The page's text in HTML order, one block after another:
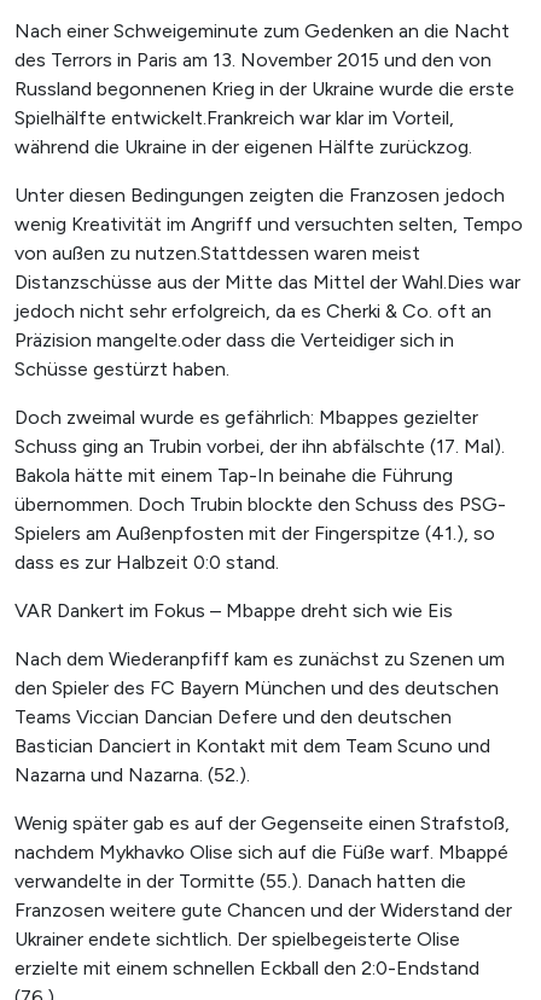
Nach einer Schweigeminute zum Gedenken an die Nacht
des Terrors in Paris am 13. November 2015 und den von
Russland begonnenen Krieg in der Ukraine wurde die erste
Spielhälfte entwickelt.Frankreich war klar im Vorteil,
während die Ukraine in der eigenen Hälfte zurückzog.
Unter diesen Bedingungen zeigten die Franzosen jedoch
wenig Kreativität im Angriff und versuchten selten, Tempo
von außen zu nutzen.Stattdessen waren meist
Distanzschüsse aus der Mitte das Mittel der Wahl.Dies war
jedoch nicht sehr erfolgreich, da es Cherki & Co. oft an
Präzision mangelte.oder dass die Verteidiger sich in
Schüsse gestürzt haben.
Doch zweimal wurde es gefährlich: Mbappes gezielter
Schuss ging an Trubin vorbei, der ihn abfälschte (17. Mal).
Bakola hätte mit einem Tap-In beinahe die Führung
übernommen. Doch Trubin blockte den Schuss des PSG-
Spielers am Außenpfosten mit der Fingerspitze (41.), so
dass es zur Halbzeit 0:0 stand.
VAR Dankert im Fokus – Mbappe dreht sich wie Eis
Nach dem Wiederanpfiff kam es zunächst zu Szenen um
den Spieler des FC Bayern München und des deutschen
Teams Viccian Dancian Defere und den deutschen
Bastician Danciert in Kontakt mit dem Team Scuno und
Nazarna und Nazarna. (52.).
Wenig später gab es auf der Gegenseite einen Strafstoß,
nachdem Mykhavko Olise sich auf die Füße warf. Mbappé
verwandelte in der Tormitte (55.). Danach hatten die
Franzosen weitere gute Chancen und der Widerstand der
Ukrainer endete sichtlich. Der spielbegeisterte Olise
erzielte mit einem schnellen Eckball den 2:0-Endstand